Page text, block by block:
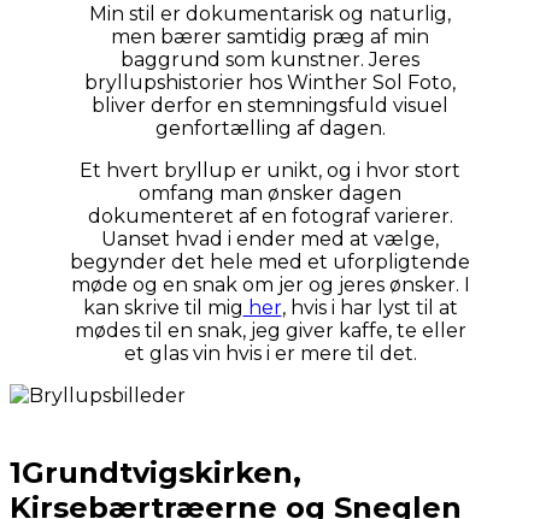
Min stil er dokumentarisk og naturlig,
men bærer samtidig præg af min
baggrund som kunstner. Jeres
bryllupshistorier hos Winther Sol Foto,
bliver derfor en stemningsfuld visuel
genfortælling af dagen.
Et hvert bryllup er unikt, og i hvor stort
omfang man ønsker dagen
dokumenteret af en fotograf varierer.
Uanset hvad i ender med at vælge,
begynder det hele med et uforpligtende
møde og en snak om jer og jeres ønsker. I
kan skrive til mig her, hvis i har lyst til at
mødes til en snak, jeg giver kaffe, te eller
et glas vin hvis i er mere til det.
1Grundtvigskirken,
Kirsebærtræerne og Sneglen